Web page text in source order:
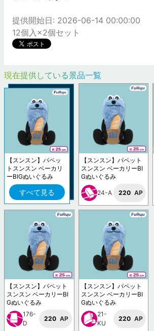
提供開始日: 2026-06-14 00:00:00
12個入×2個セット
現在提供している景品一覧
【スンスン】パペッ
トスンスン ベーカリ
ーBIGぬいぐるみ
すべて見る
【スンスン】パペット
スンスン ベーカリーBI
Gぬいぐるみ
24-A 220 AP
【スンスン】パペット
スンスン ベーカリーBI
Gぬいぐるみ
176-
D
220 AP
【スンスン】パペット
スンスン ベーカリーBI
Gぬいぐるみ
21-
KU
220 AP